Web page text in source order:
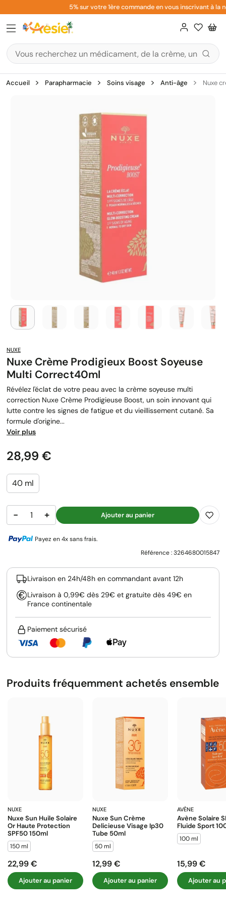
au
contenu
5% sur votre 1ère commande en vous inscrivant à la
Accueil Parapharmacie Soins visage Anti-âge Nuxe
NUXE
Nuxe Crème Prodigieux Boost Soyeuse
Multi Correct40ml
Révélez l'éclat de votre peau avec la crème soyeuse multi
correction Nuxe Crème Prodigieuse Boost, un soin innovant qui
lutte contre les signes de fatigue et du vieillissement cutané. Sa
formule d'origine...
Voir plus
Prix
28,99 €
40 ml
− + Ajouter au panier
Payez en 4x sans frais.
Référence :3264680015847
Livraison en 24h/48h en commandant avant 12h
Livraison à 0,99€ dès 29€ et gratuite dès 49€ en
France continentale
Paiement sécurisé
Produits fréquemment achetés ensemble
NUXE
Nuxe Sun Huile Solaire
Or Haute Protection
SPF50 150ml
150 ml
Prix
22,99 €
Ajouter au panier
NUXE
Nuxe Sun Crème
Delicieuse Visage Ip30
Tube 50ml
50 ml
Prix
12,99 €
Ajouter au panier
AVÈNE
Avène Solaire
Fluide Sport
100 ml
Prix
15,99 €
Ajouter au